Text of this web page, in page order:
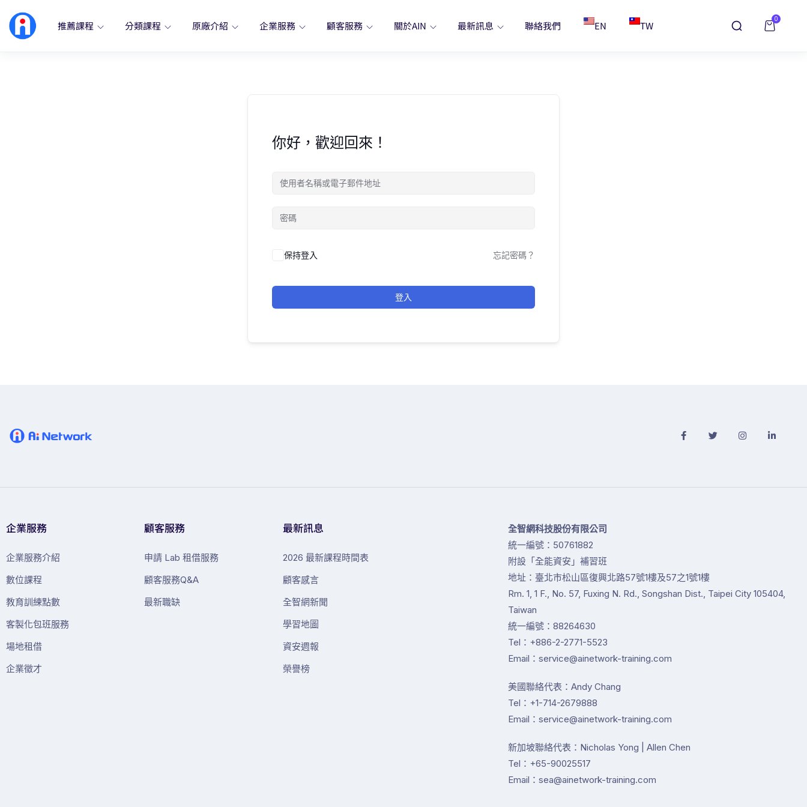
推薦課程 分類課程 原廠介紹 企業服務 顧客服務 關於AIN 最新訊息 聯絡我們 EN TW
0
你好，歡迎回來！
保持登入 忘記密碼？
登入
企業服務
企業服務介紹
數位課程
教育訓練點數
客製化包班服務
場地租借
企業徵才
顧客服務
申請 Lab 租借服務
顧客服務Q&A
最新職缺
最新訊息
2026 最新課程時間表
顧客感言
全智網新聞
學習地圖
資安週報
榮譽榜
全智網科技股份有限公司
統一編號：50761882
附設「全能資安」補習班
地址：臺北市松山區復興北路57號1樓及57之1號1樓
Rm. 1, 1 F., No. 57, Fuxing N. Rd., Songshan Dist., Taipei City 105404,
Taiwan
統一編號：88264630
Tel：+886-2-2771-5523
Email：service@ainetwork-training.com
美國聯絡代表：Andy Chang
Tel：+1-714-2679888
Email：service@ainetwork-training.com
新加坡聯絡代表：Nicholas Yong | Allen Chen
Tel：+65-90025517
Email：sea@ainetwork-training.com